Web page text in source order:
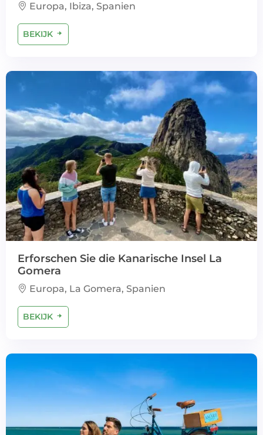
Europa, Ibiza, Spanien
BEKIJK
Erforschen Sie die Kanarische Insel La
Gomera
Europa, La Gomera, Spanien
BEKIJK